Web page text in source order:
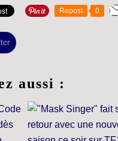
Repost 0
aussi :